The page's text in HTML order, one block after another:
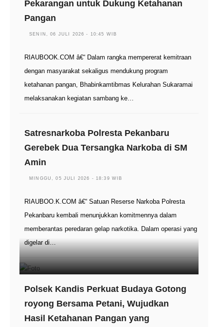
Pekarangan untuk Dukung Ketahanan
Pangan
SENIN, 06 JULI 2026 - 10:45 WIB
RIAUBOOK.COM â€“ Dalam rangka mempererat kemitraan
dengan masyarakat sekaligus mendukung program
ketahanan pangan, Bhabinkamtibmas Kelurahan Sukaramai
melaksanakan kegiatan sambang ke…
Satresnarkoba Polresta Pekanbaru
Gerebek Dua Tersangka Narkoba di SM
Amin
MINGGU, 05 JULI 2026 - 18:39 WIB
RIAUBOO.K.COM â€“ Satuan Reserse Narkoba Polresta
Pekanbaru kembali menunjukkan komitmennya dalam
memberantas peredaran gelap narkotika. Dalam operasi yang
digelar di…
Polsek Kandis Perkuat Budaya Gotong
royong Bersama Petani, Wujudkan
Hasil Ketahanan Pangan yang